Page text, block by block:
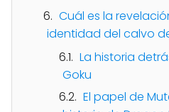
Cuál es la
identidad del calvo
La historia
Goku
El papel de